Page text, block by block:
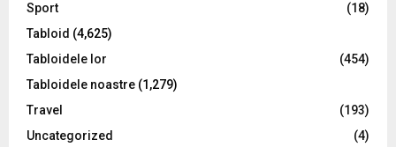
Sport
(18)
Tabloid (4,625)
Tabloidele lor
(454)
Tabloidele noastre (1,279)
Travel
(193)
Uncategorized
(4)